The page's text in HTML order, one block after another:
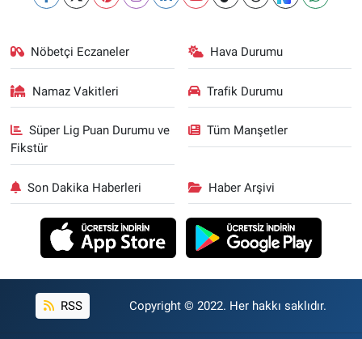
Nöbetçi Eczaneler Hava Durumu
Namaz Vakitleri Trafik Durumu
Süper Lig Puan Durumu ve
Fikstür
Tüm Manşetler
Son Dakika Haberleri Haber Arşivi
RSS Copyright © 2022. Her hakkı saklıdır.